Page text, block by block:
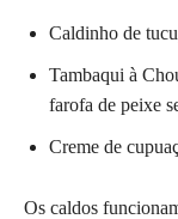
Caldinho de
Tambaqui à
farofa de peixe
Creme de
Os caldos